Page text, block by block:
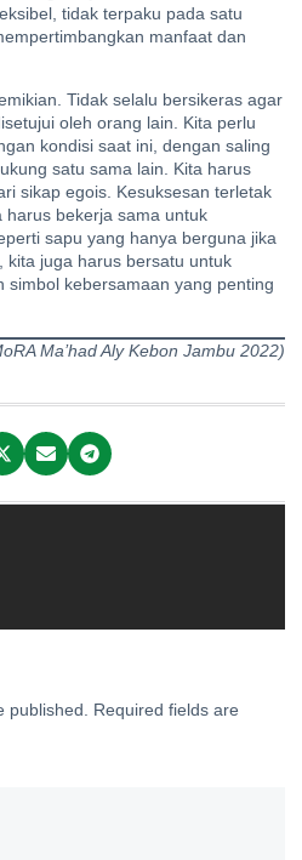
tidak terpaku pada satu
manfaat dan
Tidak selalu bersikeras agar
oleh orang lain. Kita perlu
kondisi saat ini, dengan saling
satu sama lain. Kita harus
sikap egois. Kesuksesan terletak
harus bekerja sama untuk
sapu yang hanya berguna jika
kita juga harus bersatu untuk
simbol kebersamaan yang penting
Ma’had Aly Kebon Jambu 2022)
published.
Required fields are